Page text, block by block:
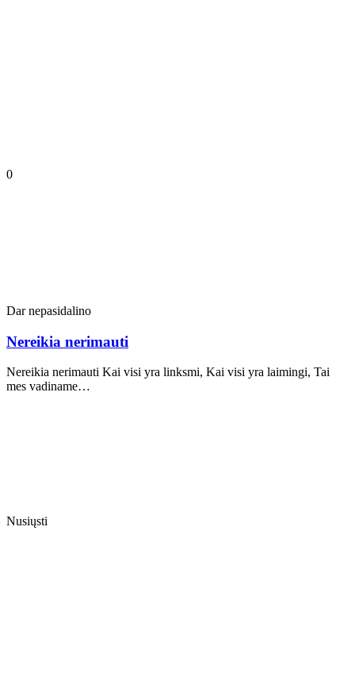
0
Dar nepasidalino
Nereikia nerimauti
Nereikia nerimauti Kai visi yra linksmi, Kai visi yra laimingi, Tai
mes vadiname…
Nusiųsti